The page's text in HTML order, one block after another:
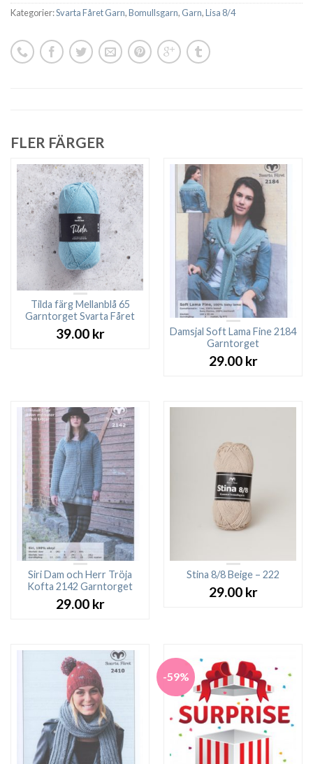
Kategorier:Svarta Fåret Garn,Bomullsgarn, Garn,Lisa 8/4
FLER FÄRGER
Tilda färg Mellanblå 65
Garntorget Svarta Fåret
39.00 kr
Damsjal Soft Lama Fine 2184
Garntorget
29.00 kr
Siri Dam och Herr Tröja
Kofta 2142 Garntorget
29.00 kr
Stina 8/8 Beige – 222
29.00 kr
-59%